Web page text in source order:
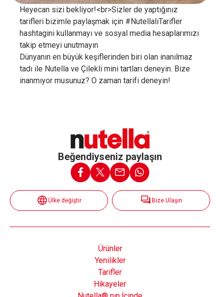
Heyecan sizi bekliyor!<br>Sizler de yaptığınız
tarifleri bizimle paylaşmak için #NutellalıTarifler
hashtagini kullanmayı ve sosyal media hesaplarımızı
takip etmeyi unutmayın
Dünyanın en büyük keşiflerinden biri olan inanılmaz
tadı ile Nutella ve Çilekli mini tartları deneyin. Bize
inanmıyor musunuz? O zaman tarifi deneyin!
Beğendiyseniz paylaşın
Ülke değiştir Bize Ulaşın
Ürünler
Yenilikler
Tarifler
Hikayeler